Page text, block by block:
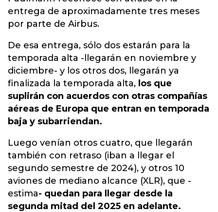
entrega de aproximadamente tres meses
por parte de Airbus.
De esa entrega, sólo dos estarán para la
temporada alta -llegarán en noviembre y
diciembre- y los otros dos, llegarán ya
finalizada la temporada alta, los que
suplirán con acuerdos con otras compañías
aéreas de Europa que entran en temporada
baja y subarriendan.
Luego venían otros cuatro, que llegarán
también con retraso (iban a llegar el
segundo semestre de 2024), y otros 10
aviones de mediano alcance (XLR), que -
estima- quedan para llegar desde la
segunda mitad del 2025 en adelante.